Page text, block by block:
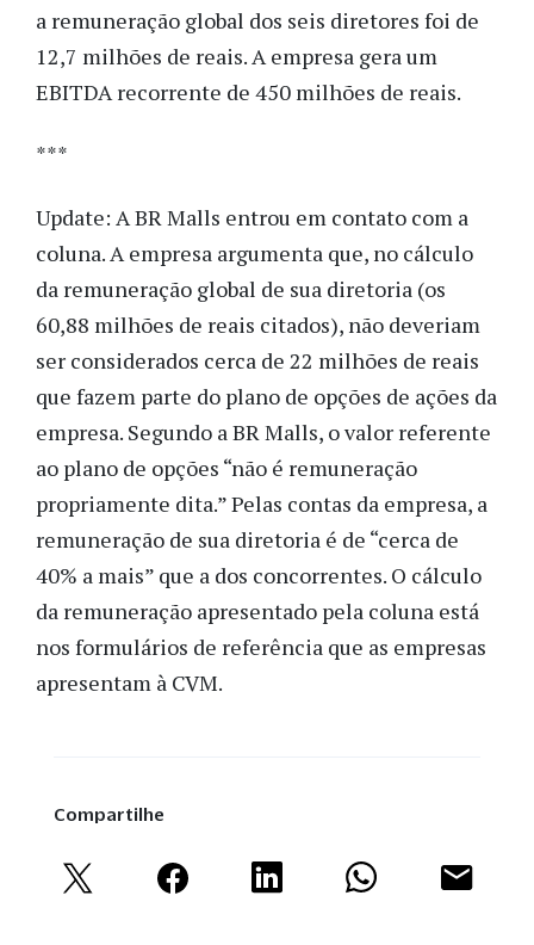
a remuneração global dos seis diretores foi de
12,7 milhões de reais. A empresa gera um
EBITDA recorrente de 450 milhões de reais.
***
Update: A BR Malls entrou em contato com a
coluna. A empresa argumenta que, no cálculo
da remuneração global de sua diretoria (os
60,88 milhões de reais citados), não deveriam
ser considerados cerca de 22 milhões de reais
que fazem parte do plano de opções de ações da
empresa. Segundo a BR Malls, o valor referente
ao plano de opções “não é remuneração
propriamente dita.” Pelas contas da empresa, a
remuneração de sua diretoria é de “cerca de
40% a mais” que a dos concorrentes. O cálculo
da remuneração apresentado pela coluna está
nos formulários de referência que as empresas
apresentam à CVM.
Compartilhe